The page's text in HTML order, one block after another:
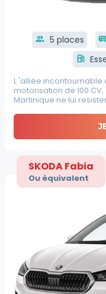
group 5 places
local_gas_station
L 'alliée
motorisation de 100
Martinique ne lui
SKODA Fabia
Ou équivalent